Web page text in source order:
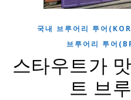
국내 브루어리 투어
브루어리 투어
스타우트가
트 브